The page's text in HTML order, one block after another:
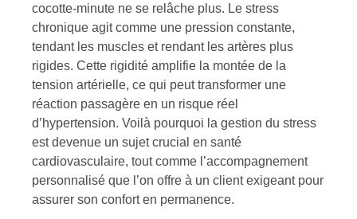
cocotte-minute ne se relâche plus. Le stress
chronique agit comme une pression constante,
tendant les muscles et rendant les artères plus
rigides. Cette rigidité amplifie la montée de la
tension artérielle, ce qui peut transformer une
réaction passagère en un risque réel
d’hypertension. Voilà pourquoi la gestion du stress
est devenue un sujet crucial en santé
cardiovasculaire, tout comme l’accompagnement
personnalisé que l’on offre à un client exigeant pour
assurer son confort en permanence.